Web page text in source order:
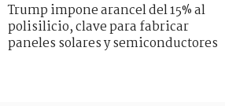
Trump impone arancel del 15% al
polisilicio, clave para fabricar
paneles solares y semiconductores